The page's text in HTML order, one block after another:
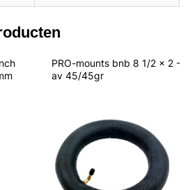
PRO-mounts bnb 8 1/2 x 2 -
av 45/45gr